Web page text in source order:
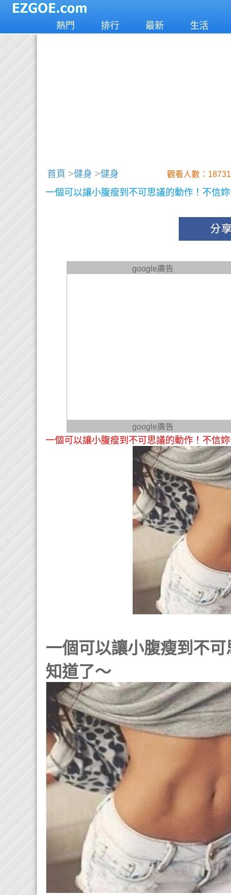
熱門 排行 最新 生活
首頁 >健身 >健身 觀看人數：18731
一個可以讓小腹瘦到不可思議的動作！不信
google廣告
google廣告
一個可以讓小腹瘦到不可思議的動作！不信
一個可以讓小腹瘦到不
知道了～